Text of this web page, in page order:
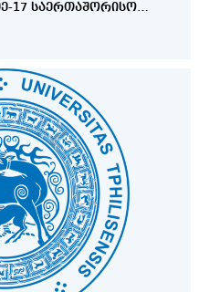
17 ᲡᲐᲔᲠᲗᲐᲨᲝᲠᲘᲡᲝ